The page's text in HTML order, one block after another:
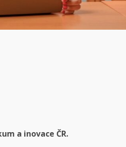
a inovace ČR.